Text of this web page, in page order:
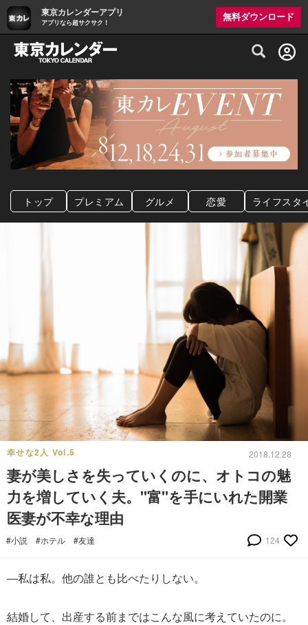
東京カレンダーアプリ
アプリなら超サクサク！
無料ダウンロード
グルメ情報・プレミアムレストラン予約
トップ プレミアム グルメ 恋愛 ライフスタ
幸せな2人 Vol.5 2018.12.28
妻が美しさを失っていくのに、オトコの魅
力を増していく夫。"富"を手にいれた開業
医妻が不幸な理由
#小説 #ホテル #友達 124
―私は私。他の誰とも比べたりしない。
結婚して、出産する前まではこんな風に考えていたのに。